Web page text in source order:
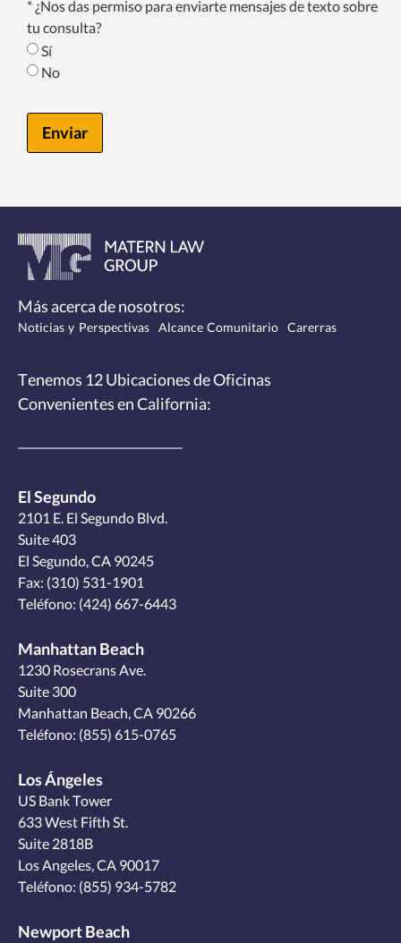
Text
Consent*
* ¿Nos das permiso para enviarte mensajes de texto sobre
tu consulta?
Sí
No
Enviar
Más acerca de nosotros:
Noticias y Perspectivas Alcance Comunitario Carerras
Tenemos 12 Ubicaciones de Oficinas
Convenientesen California:
El Segundo
2101 E. El Segundo Blvd.
Suite 403
El Segundo, CA 90245
Fax: (310) 531-1901
Teléfono: (424) 667-6443
Manhattan Beach
1230 Rosecrans Ave.
Suite 300
Manhattan Beach, CA 90266
Teléfono: (855) 615-0765
Los Ángeles
US Bank Tower
633 West Fifth St.
Suite 2818B
Los Angeles, CA 90017
Teléfono: (855) 934-5782
Newport Beach